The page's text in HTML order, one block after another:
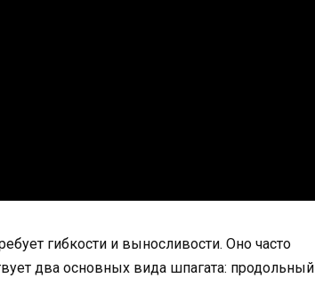
гибкости и выносливости. Оно часто
два основных вида шпагата: продольный